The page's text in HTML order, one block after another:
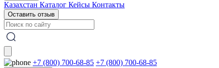
Казахстан Каталог Кейсы Контакты
Оставить отзыв
+7 (800) 700-68-85 +7 (800) 700-68-85